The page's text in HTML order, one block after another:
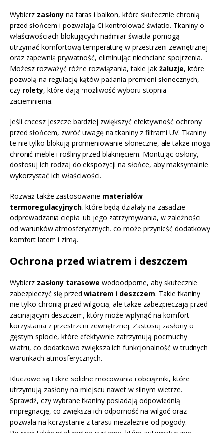
Wybierz zasłony na taras i balkon, które skutecznie chronią
przed słońcem i pozwalają Ci kontrolować światło. Tkaniny o
właściwościach blokujących nadmiar światła pomogą
utrzymać komfortową temperaturę w przestrzeni zewnętrznej
oraz zapewnią prywatność, eliminując niechciane spojrzenia.
Możesz rozważyć różne rozwiązania, takie jak żaluzje, które
pozwolą na regulację kątów padania promieni słonecznych,
czy rolety, które dają możliwość wyboru stopnia
zaciemnienia.
Jeśli chcesz jeszcze bardziej zwiększyć efektywność ochrony
przed słońcem, zwróć uwagę na tkaniny z filtrami UV. Tkaniny
te nie tylko blokują promieniowanie słoneczne, ale także mogą
chronić meble i rośliny przed blaknięciem. Montując osłony,
dostosuj ich rodzaj do ekspozycji na słońce, aby maksymalnie
wykorzystać ich właściwości.
Rozważ także zastosowanie materiałów
termoregulacyjnych, które będą działały na zasadzie
odprowadzania ciepła lub jego zatrzymywania, w zależności
od warunków atmosferycznych, co może przynieść dodatkowy
komfort latem i zimą.
Ochrona przed wiatrem i deszczem
Wybierz zasłony tarasowe wodoodporne, aby skutecznie
zabezpieczyć się przed wiatrem i deszczem. Takie tkaniny
nie tylko chronią przed wilgocią, ale także zabezpieczają przed
zacinającym deszczem, który może wpłynąć na komfort
korzystania z przestrzeni zewnętrznej. Zastosuj zasłony o
gęstym splocie, które efektywnie zatrzymują podmuchy
wiatru, co dodatkowo zwiększa ich funkcjonalność w trudnych
warunkach atmosferycznych.
Kluczowe są także solidne mocowania i obciążniki, które
utrzymują zasłony na miejscu nawet w silnym wietrze.
Sprawdź, czy wybrane tkaniny posiadają odpowiednią
impregnację, co zwiększa ich odporność na wilgoć oraz
pozwala na korzystanie z tarasu niezależnie od pogody.